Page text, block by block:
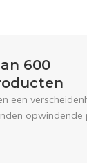
600
een
opwindende